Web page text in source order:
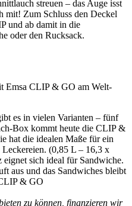
streuen – das Auge isst
mit! Zum Schluss den Deckel
und ab damit in die
oder den Rucksack.
es in vielen Varianten – fünf
Box kommt heute die CLIP &
hat die idealen Maße für ein
(0,85 L – 16,3 x
sich ideal für Sandwiche.
aus und das Sandwiches bleibt
& GO
zu können, finanzieren wir